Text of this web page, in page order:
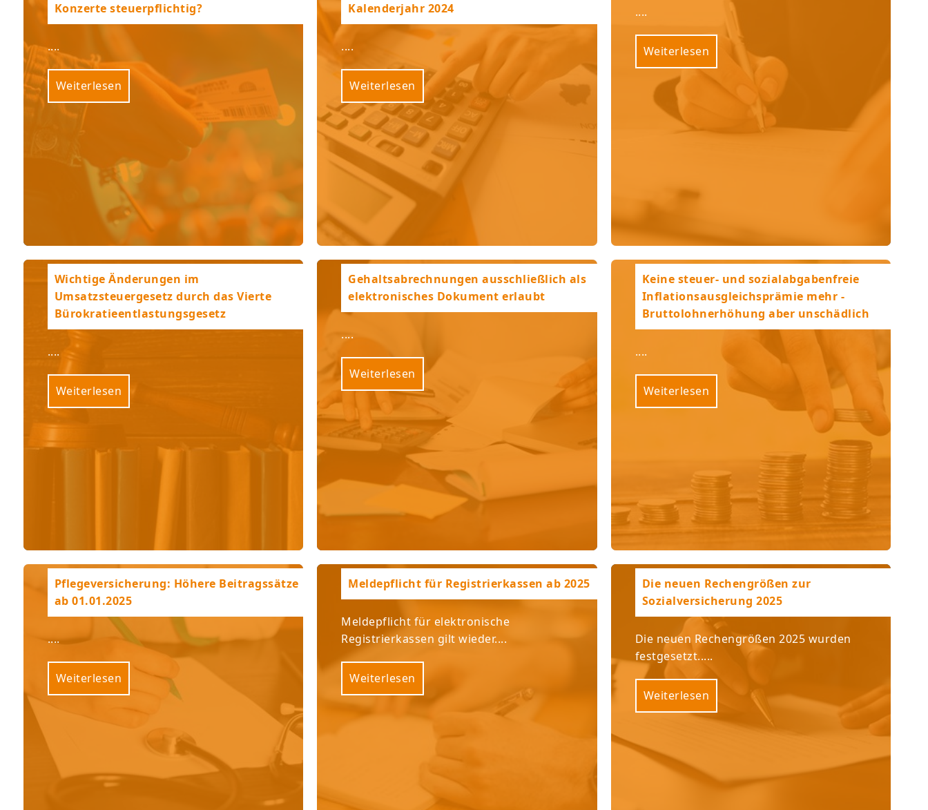
Konzerte steuerpflichtig?
....
Weiterlesen
Kalenderjahr 2024
....
Weiterlesen
....
Weiterlesen
Wichtige Änderungen im
Umsatzsteuergesetz durch das Vierte
Bürokratieentlastungsgesetz
....
Weiterlesen
Gehaltsabrechnungen ausschließlich als
elektronisches Dokument erlaubt
....
Weiterlesen
Keine steuer- und sozialabgabenfreie
Inflationsausgleichsprämie mehr -
Bruttolohnerhöhung aber unschädlich
....
Weiterlesen
Pflegeversicherung: Höhere Beitragssätze
ab 01.01.2025
....
Weiterlesen
Meldepflicht für Registrierkassen ab 2025
Meldepflicht für elektronische
Registrierkassen gilt wieder....
Weiterlesen
Die neuen Rechengrößen zur
Sozialversicherung 2025
Die neuen Rechengrößen 2025 wurden
festgesetzt.....
Weiterlesen